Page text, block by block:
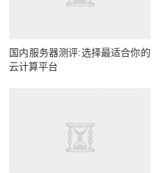
国内服务器测评:选择最适合你的
云计算平台